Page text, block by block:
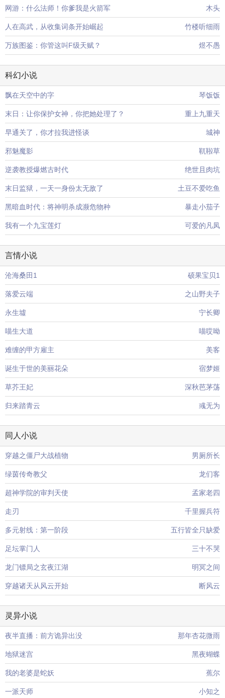
网游：什么法师！你爹我是火箭军 木头
人在高武，从收集词条开始崛起 竹楼听细雨
万族图鉴：你管这叫F级天赋？ 煜不愚
科幻小说
飘在天空中的字 琴饭饭
末日：让你保护女神，你把她处理了？ 重上九重天
早通关了，你才拉我进怪谈 城神
邪魅魔影 靰鞡草
逆袭教授爆燃古时代 绝世且肉坑
末日监狱，一天一身份太无敌了 土豆不爱吃鱼
黑暗血时代：将神明杀成濒危物种 暴走小茄子
我有一个九宝莲灯 可爱的凡凤
言情小说
沧海桑田1 硕果宝贝1
落爱云端 之山野夫子
永生墟 宁长卿
喵生大道 喵哎呦
难缠的甲方雇主 美客
诞生于世的美丽花朵 宿梦姬
草芥王妃 深秋芭茅荡
归来踏青云 彧无为
同人小说
穿越之僵尸大战植物 男厕所长
绿茵传奇教父 龙们客
超神学院的审判天使 孟家老四
走刃 千里握兵符
多元射线：第一阶段 五行皆全只缺爱
足坛掌门人 三十不哭
龙门镖局之玄夜江湖 明冥之间
穿越诸天从风云开始 断风云
灵异小说
夜半直播：前方诡异出没 那年杏花微雨
地狱迷宫 黑夜蝴蝶
我的老婆是蛇妖 蕉尔
一派天师 小知之